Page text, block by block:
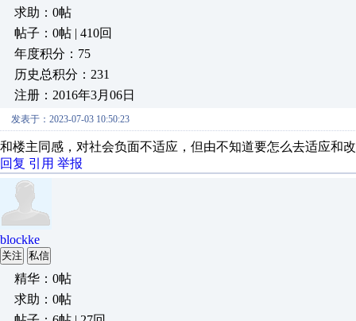
求助：0帖
帖子：0帖 | 410回
年度积分：75
历史总积分：231
注册：2016年3月06日
发表于：2023-07-03 10:50:23
和楼主同感，对社会负面不适应，但由不知道要怎么去适应和
回复 引用 举报
blockke
关注 私信
精华：0帖
求助：0帖